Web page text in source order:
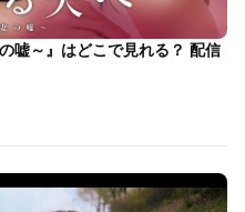
嘘～』はどこで見れる？ 配信